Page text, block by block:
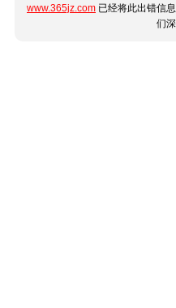
www.365jz.com 已经将此出错信
们